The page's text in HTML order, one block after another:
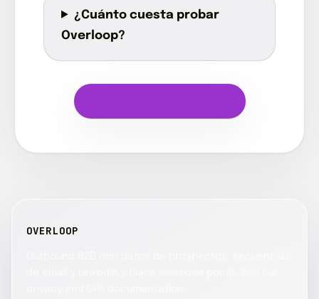
¿Cuánto cuesta probar
Overloop?
OVERLOOP